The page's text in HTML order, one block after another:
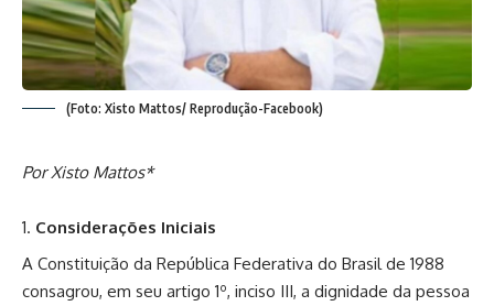
(Foto: Xisto Mattos/ Reprodução-Facebook)
Por Xisto Mattos*
Considerações Iniciais
A Constituição da República Federativa do Brasil de 1988
consagrou, em seu artigo 1º, inciso III, a dignidade da pessoa